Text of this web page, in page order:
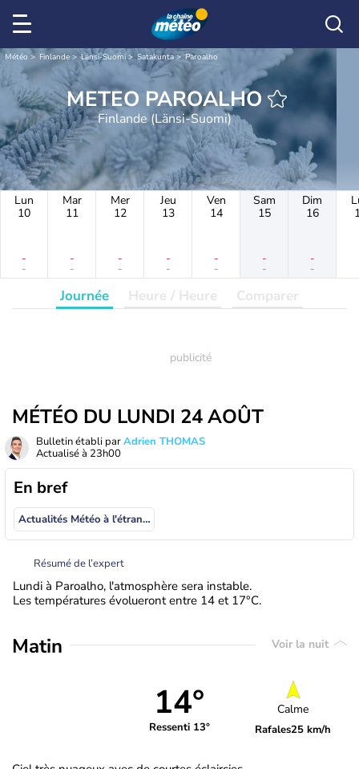
Météo Finlande Länsi-Suomi Satakunta Paroalho
METEO PAROALHO
Finlande (Länsi-Suomi)
Lun
10
-
-
Mar
11
-
-
Mer
12
-
-
Jeu
13
-
-
Ven
14
-
-
Sam
15
-
-
Dim
16
-
-
Journée Heure / Heure Comparer
MÉTÉO DU LUNDI 24 AOÛT
Bulletin établi parAdrien THOMAS
Actualisé à 23h00
En bref
Actualités Météo à l'étranger
Résumé de l’expert
Lundi à Paroalho, l'atmosphère sera instable.
Les températures évolueront entre 14 et 17°C.
Matin Voir la nuit
14°
Ressenti 13°
Calme
Rafales25 km/h